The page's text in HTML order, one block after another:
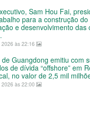
Sam Hou Fai,
para a construção
e desenvolvimento das
às 22:16
Guangdong emitiu com
de dívida “offshore” em
no valor de 2,5 mil
às 22:00